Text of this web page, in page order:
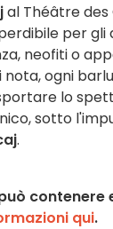
al Théâtre
per gli
neofiti o
ogni
lo
sotto
.
contenere
qui.